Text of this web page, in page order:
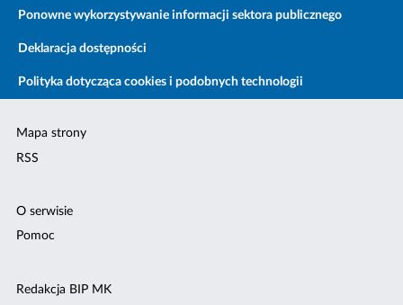
Ponowne wykorzystywanie informacji sektora publicznego
Deklaracja dostępności
Polityka dotycząca cookies i podobnych technologii
Mapa strony
RSS
O serwisie
Pomoc
Redakcja BIP MK